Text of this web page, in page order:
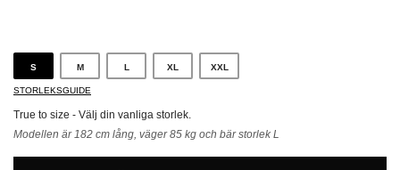
S M L XL XXL
STORLEKSGUIDE
True to size - Välj din vanliga storlek.
Modellen är 182 cm lång, väger 85 kg och bär storlek L